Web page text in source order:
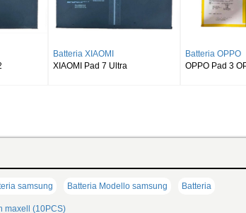
Batteria SAMSUNG
SAMSUNG Galaxy Tab S9 Plus
Batteria SAMSUNG
SAMSUNG Galaxy Tab S9FE
samsung Batteria Modello samsung Batteria
maxell (10PCS)